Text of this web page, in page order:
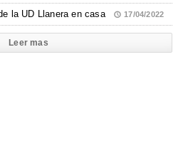
la UD Llanera en casa 17/04/2022
Leer mas